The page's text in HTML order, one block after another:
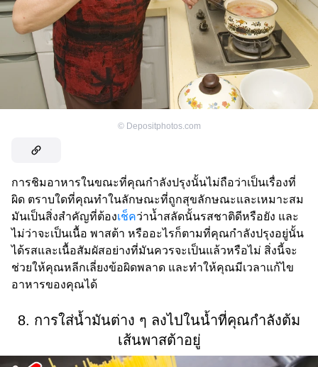
© Depositphotos.com
การชิมอาหารในขณะที่คุณกำลังปรุงนั้นไม่ถือว่าเป็นเรื่องที่
ผิด ตราบใดที่คุณทำในลักษณะที่ถูกสุขลักษณะและเหมาะสม
มันเป็นสิ่งสำคัญที่ต้องเช็คว่าน้ำสลัดนั้นรสชาติดีหรือยัง และ
ไม่ว่าจะเป็นเนื้อ พาสต้า หรืออะไรก็ตามที่คุณกำลังปรุงอยู่นั้น
ได้รสและเนื้อสัมผัสอย่างที่มันควรจะเป็นแล้วหรือไม่ สิ่งนี้จะ
ช่วยให้คุณหลีกเลี่ยงข้อผิดพลาด และทำให้คุณมีเวลาแก้ไข
อาหารของคุณได้
8. การใส่น้ำมันต่าง ๆ ลงไปในน้ำที่คุณกำลังต้ม
เส้นพาสต้าอยู่